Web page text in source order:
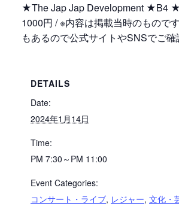
★The Jap Jap Development ★B4
1000円 / ※内容は掲載当時のもので
もあるので公式サイトやSNSでご確
DETAILS
Date:
2024年1月14日
Time:
PM 7:30～PM 11:00
Event Categories:
コンサート・ライブ, レジャー, 文化・